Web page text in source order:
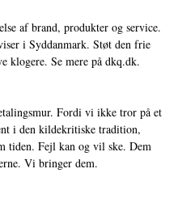
af brand, produkter og service.
i Syddanmark. Støt den frie
klogere. Se mere på dkq.dk.
Fordi vi ikke tror på et
i den kildekritiske tradition,
tiden. Fejl kan og vil ske. Dem
Vi bringer dem.